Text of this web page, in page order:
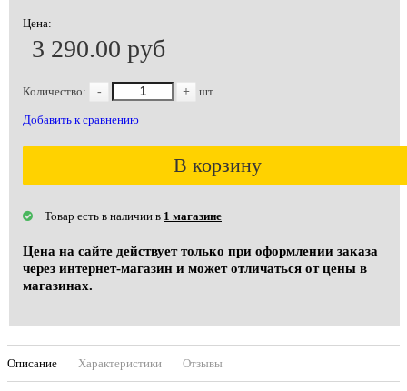
Цена:
3 290.00 руб
Количество: - + шт.
Добавить к сравнению
В корзину
Товар есть в наличии в 1 магазине
Цена на сайте действует только при оформлении заказа
через интернет-магазин и может отличаться от цены в
магазинах.
Описание Характеристики Отзывы